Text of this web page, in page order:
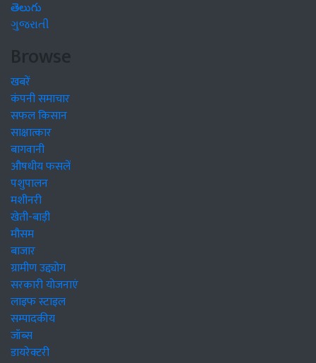
తెలుగు
ગુજરાતી
Browse
खबरें
कंपनी समाचार
सफल किसान
साक्षात्कार
बागवानी
औषधीय फसलें
पशुपालन
मशीनरी
खेती-बाड़ी
मौसम
बाजार
ग्रामीण उद्द्योग
सरकारी योजनाएं
लाइफ स्टाइल
सम्पादकीय
जॉब्स
डायरेक्टरी